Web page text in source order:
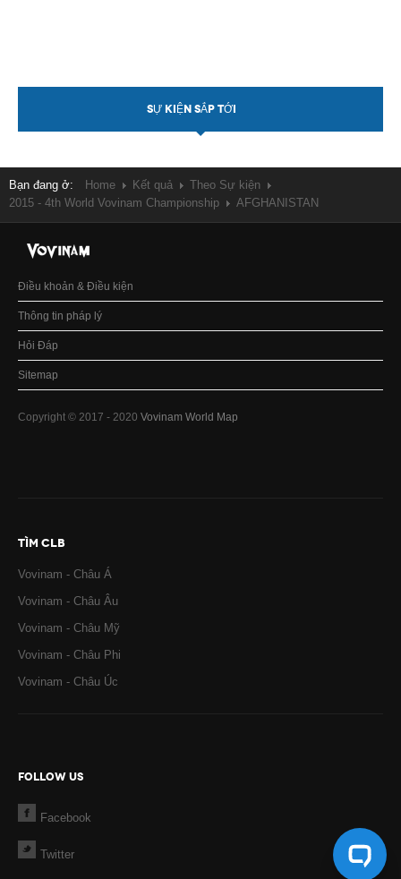
SỰ KIỆN SẮP TỚI
Bạn đang ở: Home Kết quả
Theo Sự kiện
2015 - 4th World Vovinam Championship
AFGHANISTAN
Điều khoản & Điều kiện
Thông tin pháp lý
Hỏi Đáp
Sitemap
Copyright © 2017 - 2020 Vovinam World Map
TÌM CLB
Vovinam - Châu Á
Vovinam - Châu Âu
Vovinam - Châu Mỹ
Vovinam - Châu Phi
Vovinam - Châu Úc
FOLLOW US
Facebook
Twitter